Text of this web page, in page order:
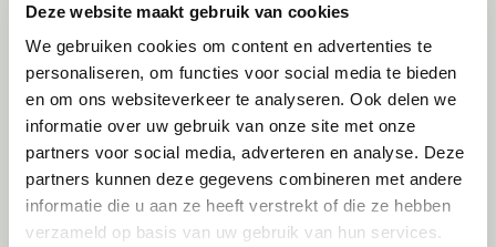
Deze website maakt gebruik van cookies
We gebruiken cookies om content en advertenties te
personaliseren, om functies voor social media te bieden
en om ons websiteverkeer te analyseren. Ook delen we
informatie over uw gebruik van onze site met onze
partners voor social media, adverteren en analyse. Deze
partners kunnen deze gegevens combineren met andere
informatie die u aan ze heeft verstrekt of die ze hebben
verzameld op basis van uw gebruik van hun services.